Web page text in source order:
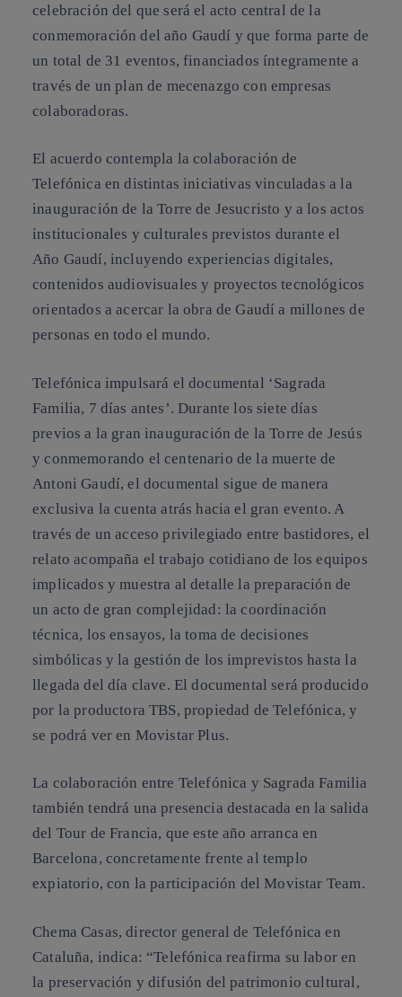
celebración del que será el acto central de la
conmemoración del año Gaudí y que forma parte de
un total de 31 eventos, financiados íntegramente a
través de un plan de mecenazgo con empresas
colaboradoras.
El acuerdo contempla la colaboración de
Telefónica en distintas iniciativas vinculadas a la
inauguración de la Torre de Jesucristo y a los actos
institucionales y culturales previstos durante el
Año Gaudí, incluyendo experiencias digitales,
contenidos audiovisuales y proyectos tecnológicos
orientados a acercar la obra de Gaudí a millones de
personas en todo el mundo.
Telefónica impulsará el documental ‘Sagrada
Familia, 7 días antes’. Durante los siete días
previos a la gran inauguración de la Torre de Jesús
y conmemorando el centenario de la muerte de
Antoni Gaudí, el documental sigue de manera
exclusiva la cuenta atrás hacia el gran evento. A
través de un acceso privilegiado entre bastidores, el
relato acompaña el trabajo cotidiano de los equipos
implicados y muestra al detalle la preparación de
un acto de gran complejidad: la coordinación
técnica, los ensayos, la toma de decisiones
simbólicas y la gestión de los imprevistos hasta la
llegada del día clave. El documental será producido
por la productora TBS, propiedad de Telefónica, y
se podrá ver en Movistar Plus.
La colaboración entre Telefónica y Sagrada Familia
también tendrá una presencia destacada en la salida
del Tour de Francia, que este año arranca en
Barcelona, concretamente frente al templo
expiatorio, con la participación del Movistar Team.
Chema Casas, director general de Telefónica en
Cataluña, indica: “Telefónica reafirma su labor en
la preservación y difusión del patrimonio cultural,